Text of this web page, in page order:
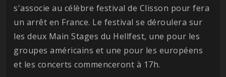
s'associe au célèbre festival de Clisson pour fera
un arrêt en France. Le festival se déroulera sur
les deux Main Stages du Hellfest, une pour les
groupes américains et une pour les européens
et les concerts commenceront à 17h.